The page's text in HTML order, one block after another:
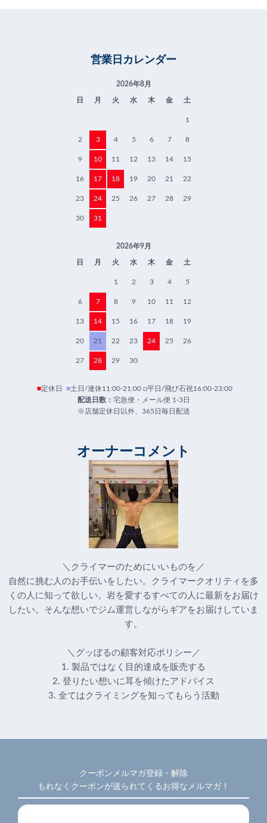
営業日カレンダー
2026年8月
日 月 火 水 木 金 土
1
2 3 4 5 6 7 8
9 10 11 12 13 14 15
16 17 18 19 20 21 22
23 24 25 26 27 28 29
30 31
2026年9月
日 月 火 水 木 金 土
1 2 3 4 5
6 7 8 9 10 11 12
13 14 15 16 17 18 19
20 21 22 23 24 25 26
27 28 29 30
■定休日 ■土日/連休11:00-21:00 □平日/飛び石祝16:00-23:00
配送日数： 宅急便・メール便 1-3日
※店舗定休日以外、365日毎日配送
オーナーコメント
＼クライマーのためにいいものを／
自然に挑む人のお手伝いをしたい。クライマークオリティを多
くの人に知って欲しい。岩を愛するすべての人に最新をお届け
したい。そんな想いでジム運営しながらギアをお届けしていま
す。
＼グッぼるの顧客対応ポリシー／
1. 製品ではなく目的達成を販売する
2. 登りたい想いに耳を傾けたアドバイス
3. 全てはクライミングを知ってもらう活動
クーポンメルマガ登録・解除
もれなくクーポンが送られてくるお得なメルマガ！